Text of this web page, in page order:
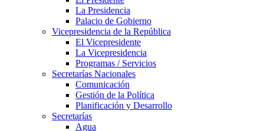
La Presidencia
Palacio de Gobierno
Vicepresidencia de la República
El Vicepresidente
La Vicepresidencia
Programas / Servicios
Secretarías Nacionales
Comunicación
Gestión de la Política
Planificación y Desarrollo
Secretarías
Agua